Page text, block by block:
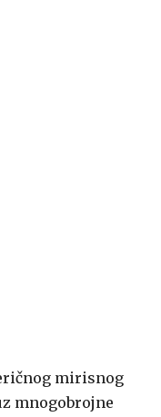
mirisnog
mnogobrojne